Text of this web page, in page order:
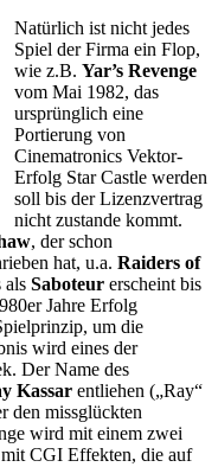
Natürlich ist nicht jedes
Spiel der Firma ein Flop,
wie z.B. Yar’s Revenge
vom Mai 1982, das
ursprünglich eine
Portierung von
Cinematronics Vektor-
Erfolg Star Castle werden
soll bis der Lizenzvertrag
nicht zustande kommt.
, der schon
hat, u.a. Raiders of
als Saboteur erscheint bis
Jahre Erfolg
um die
wird eines der
Der Name des
Kassar entliehen („Ray“
den missglückten
wird mit einem zwei
CGI Effekten, die auf